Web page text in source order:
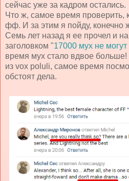
сейчас уже за кадром остались.
Что ж, самое время
фф. И за этим я пойду, конечно
Семь лет назад я ее прочел и
заголовком "17000 мух не
время мух стало вдвое
из vox poluli, самое время
обстоят дела.